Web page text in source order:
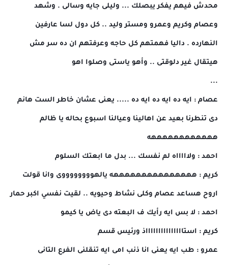
محدش فيهم يفكر يبصلك ... وليلى جايه وسالى . وشهد
وعصام وكريم وعمرو ومستر وليد .. كل دول لسا عارفين
النهارده . داليا فهمتهم كل حاجه وعرفتهم ان ده سر مش
هيتقال غير دلوقتى .. وأهو ياستى وصلوا اهو
...
عصام : ايه ده ايه ده ايه ده ..... يعنى عشان خاطر الست هانم
دى تنطرنا بعيد عن اهالينا وعيالنا اسبوع بحاله يا ظالم
ههههههههههههه
احمد : ولاااااه لم نفسك ... بدل ما ابعتك السلوم
كريم : هههههههههههههههه يالهووووووووى وانا قولت
اروح هساعد عصام وكلى نشاط وحيويه .. لقيت نفسي اكبر حمار
احمد : لا بس ايه رأيك ف البعته دى ياض يا كيمو
كريم : استاااااااااااااااذ ورئيس قسم
عمرو : طب ايه يعنى انا ذنب امى ايه تنقلنى الفرع التانى